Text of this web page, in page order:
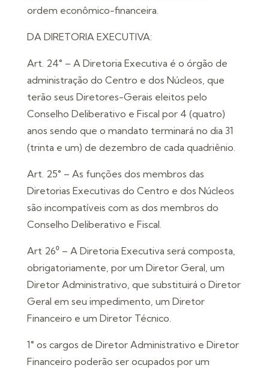
ordem econômico-financeira.
DA DIRETORIA EXECUTIVA:
Art. 24° – A Diretoria Executiva é o órgão de
administração do Centro e dos Núcleos, que
terão seus Diretores-Gerais eleitos pelo
Conselho Deliberativo e Fiscal por 4 (quatro)
anos sendo que o mandato terminará no dia 31
(trinta e um) de dezembro de cada quadriênio.
Art. 25° – As funções dos membros das
Diretorias Executivas do Centro e dos Núcleos
são incompatíveis com as dos membros do
Conselho Deliberativo e Fiscal.
Art 26⁰ – A Diretoria Executiva será composta,
obrigatoriamente, por um Diretor Geral, um
Diretor Administrativo, que substituirá o Diretor
Geral em seu impedimento, um Diretor
Financeiro e um Diretor Técnico.
1° os cargos de Diretor Administrativo e Diretor
Financeiro poderão ser ocupados por um